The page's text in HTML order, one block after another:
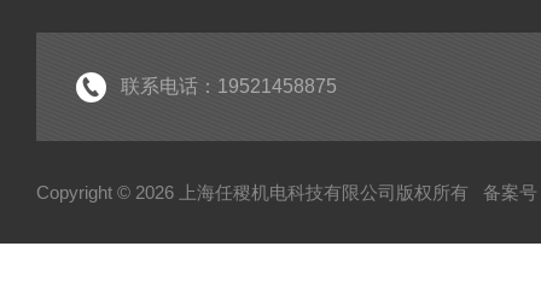
联系电话：19521458875
Copyright © 2026 上海任稷机电科技有限公司版权所有 备案号